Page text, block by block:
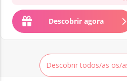
criteriosa. Deu-me...
Descobrir agora
Descobrir todos/as os/